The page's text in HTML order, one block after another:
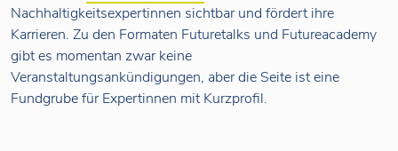
Nachhaltigkeitsexpertinnen sichtbar und fördert ihre
Karrieren. Zu den Formaten Futuretalks und Futureacademy
gibt es momentan zwar keine
Veranstaltungsankündigungen, aber die Seite ist eine
Fundgrube für Expertinnen mit Kurzprofil.